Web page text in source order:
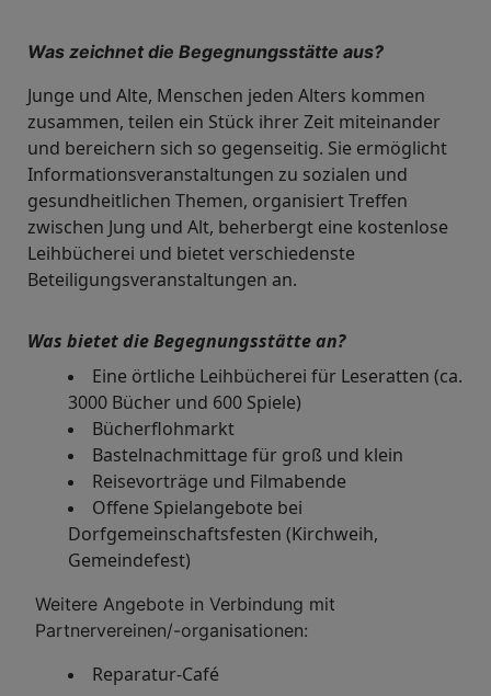
Was zeichnet die Begegnungsstätte aus?
Junge und Alte, Menschen jeden Alters kommen
zusammen, teilen ein Stück ihrer Zeit miteinander
und bereichern sich so gegenseitig. Sie ermöglicht
Informationsveranstaltungen zu sozialen und
gesundheitlichen Themen, organisiert Treffen
zwischen Jung und Alt, beherbergt eine kostenlose
Leihbücherei und bietet verschiedenste
Beteiligungsveranstaltungen an.
Was bietet die Begegnungsstätte an?
Eine örtliche Leihbücherei für Leseratten (ca.
3000 Bücher und 600 Spiele)
Bücherflohmarkt
Bastelnachmittage für groß und klein
Reisevorträge und Filmabende
Offene Spielangebote bei
Dorfgemeinschaftsfesten (Kirchweih,
Gemeindefest)
Weitere Angebote in Verbindung mit
Partnervereinen/-organisationen:
Reparatur-Café